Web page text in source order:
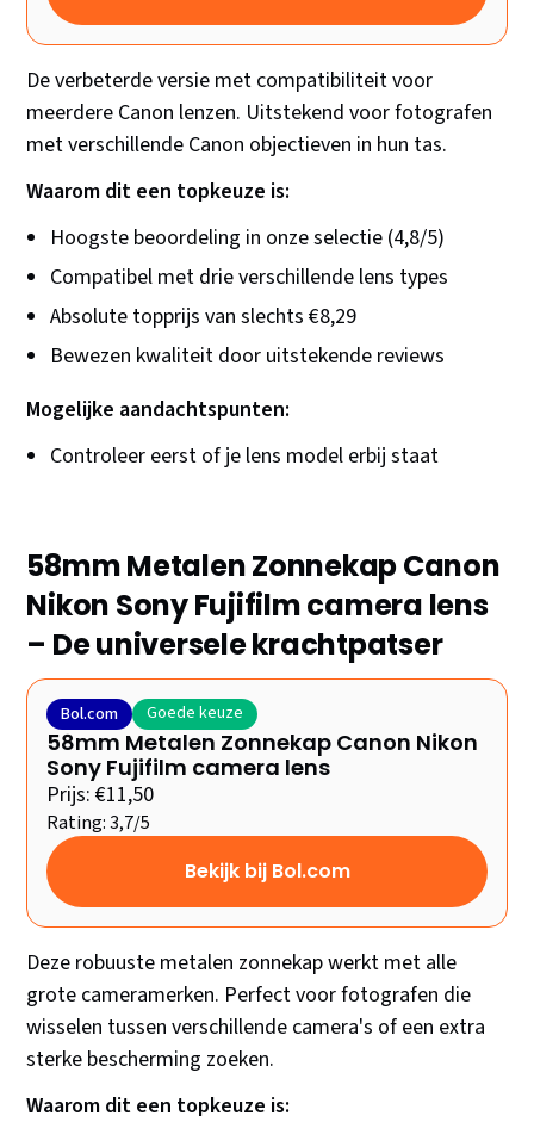
De verbeterde versie met compatibiliteit voor
meerdere Canon lenzen. Uitstekend voor fotografen
met verschillende Canon objectieven in hun tas.
Waarom dit een topkeuze is:
Hoogste beoordeling in onze selectie (4,8/5)
Compatibel met drie verschillende lens types
Absolute topprijs van slechts €8,29
Bewezen kwaliteit door uitstekende reviews
Mogelijke aandachtspunten:
Controleer eerst of je lens model erbij staat
58mm Metalen Zonnekap Canon
Nikon Sony Fujifilm camera lens
– De universele krachtpatser
Bol.com Goede keuze
58mm Metalen Zonnekap Canon Nikon
Sony Fujifilm camera lens
Prijs: €11,50
Rating: 3,7/5
Bekijk bij Bol.com
Deze robuuste metalen zonnekap werkt met alle
grote cameramerken. Perfect voor fotografen die
wisselen tussen verschillende camera's of een extra
sterke bescherming zoeken.
Waarom dit een topkeuze is: